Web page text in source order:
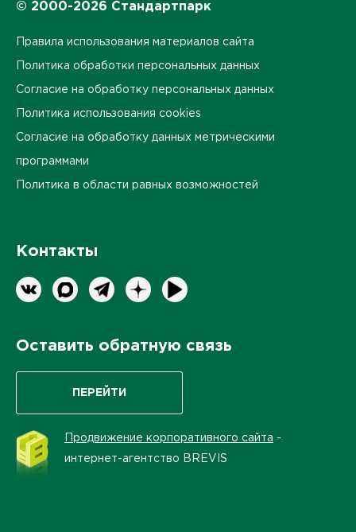
© 2000-2026 Стандартпарк
Правила использования материалов сайта
Политика обработки персональных данных
Согласие на обработку персональных данных
Политика использования cookies
Согласие на обработку данных метрическими
программами
Политика в области равных возможностей
Контакты
Оставить обратную связь
ПЕРЕЙТИ
Продвижение корпоративного сайта -
интернет-агентство BREVIS